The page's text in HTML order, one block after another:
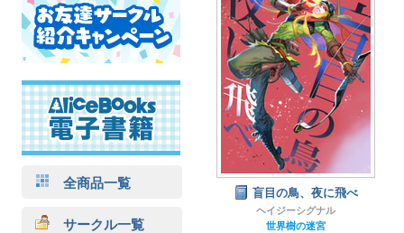
全商品一覧
サークル一覧
盲目の鳥、夜に飛べ
ヘイジーシグナル
世界樹の迷宮